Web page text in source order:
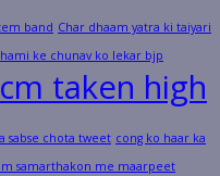
band Char dhaam yatra ki taiyari
ke chunav ko lekar bjp
cm taken high
sabse chota tweet cong ko haar ka
samarthakon me maarpeet